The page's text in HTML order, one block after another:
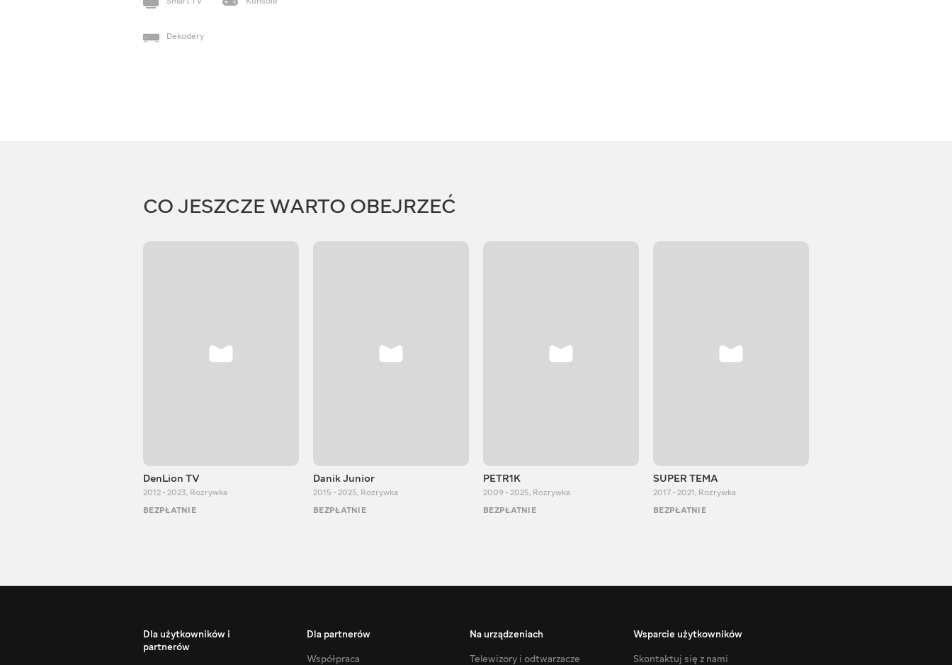
Dekodery
CO JESZCZE WARTO OBEJRZEĆ
DenLion TV
2012 - 2023, Rozrywka
BEZPŁATNIE
Danik Junior
2015 - 2025, Rozrywka
BEZPŁATNIE
PETR1K
2009 - 2025, Rozrywka
BEZPŁATNIE
SUPER TEMA
2017 - 2021, Rozrywka
BEZPŁATNIE
Dla użytkowników i
partnerów
Dla partnerów
Współpraca
Na urządzeniach
Telewizory i odtwarzacze
Wsparcie użytkowników
Skontaktuj się z nami